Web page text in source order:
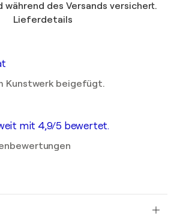
während des Versands versichert.
Lieferdetails
Kunstwerk beigefügt.
mit 4,9/5 bewertet.